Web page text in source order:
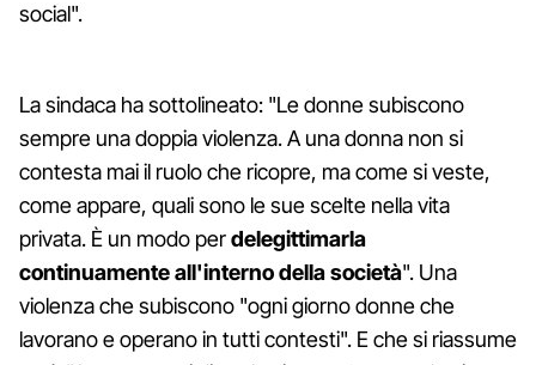
social".
La sindaca ha sottolineato: "Le donne subiscono
sempre una doppia violenza. A una donna non si
contesta mai il ruolo che ricopre, ma come si veste,
come appare, quali sono le sue scelte nella vita
privata. È un modo perdelegittimarla
continuamente all'interno della società". Una
violenza che subiscono "ogni giorno donne che
lavorano e operano in tutti contesti". E che si riassume